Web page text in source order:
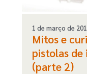
1 de março de
Mitos e
pistolas
(parte 2)